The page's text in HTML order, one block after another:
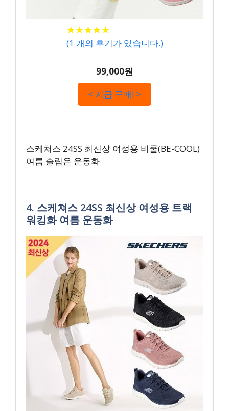
★★★★★
★★★★★
(1 개의 후기가 있습니다.)
99,000원
< 지금 구매! >
스케쳐스 24SS 최신상 여성용 비쿨(BE-COOL)
여름 슬립온 운동화
4. 스케쳐스 24SS 최신상 여성용 트랙
워킹화 여름 운동화